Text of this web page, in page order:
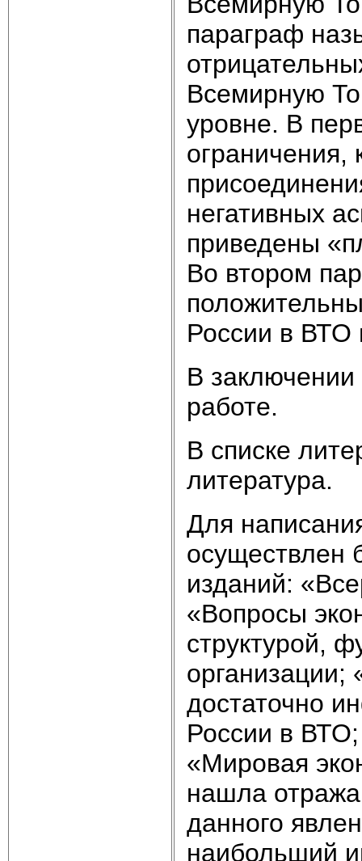
параграф
Всемирную
уровне. В
ограничения,
негативных
приведены
Во втором
России в ВТО
В
работе.
В списке
литература.
Для
осуществлен
изданий:
«Вопросы
структурой,
организации;
достаточно
России в
«Мировая
нашла
данного
наибольший